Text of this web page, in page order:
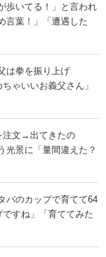
歩いてる！」と言われ
言葉！」「遭遇した
は拳を振り上げ
いいお義父さん」
注文→出てきたの
景に「量間違えた？
バのカップで育てて64
すね」「育ててみた